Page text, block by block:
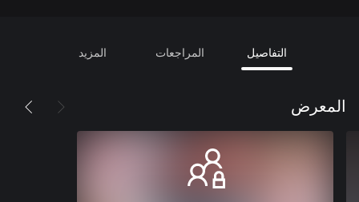
التفاصيل المراجعات المزيد
المعرض